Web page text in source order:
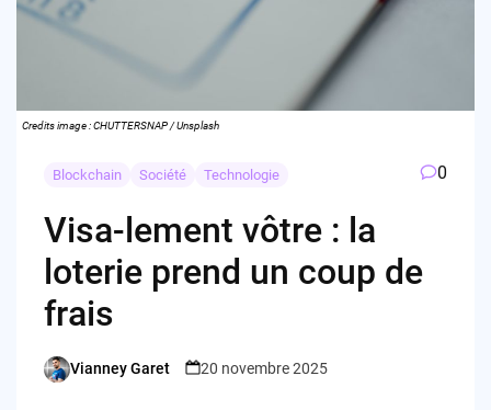
Credits image : CHUTTERSNAP / Unsplash
Blockchain Société Technologie 0
Visa-lement vôtre : la
loterie prend un coup de
frais
Posted
Vianney Garet 20 novembre 2025